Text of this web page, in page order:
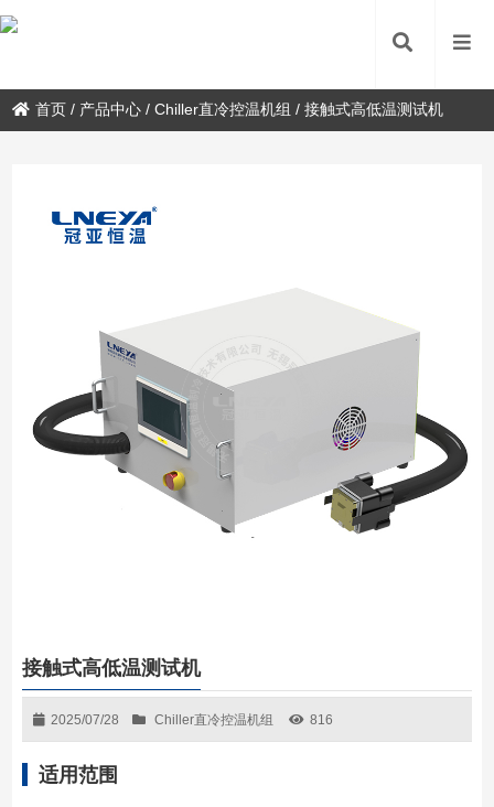
首页 / 产品中心 /Chiller直冷控温机组 /接触式高低温测试机
接触式高低温测试机
2025/07/28 Chiller直冷控温机组 816
适用范围